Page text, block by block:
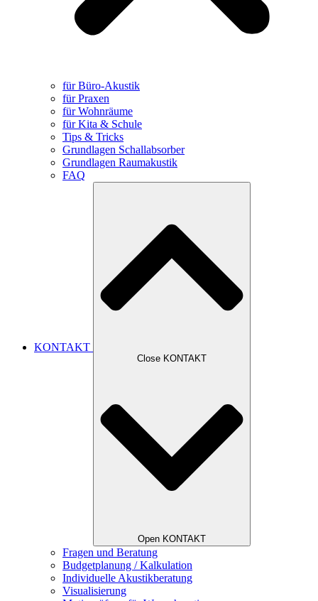
für Büro-Akustik
für Praxen
für Wohnräume
für Kita & Schule
Tips & Tricks
Grundlagen Schallabsorber
Grundlagen Raumakustik
FAQ
KONTAKT
Close KONTAKT
Open KONTAKT
Fragen und Beratung
Budgetplanung / Kalkulation
Individuelle Akustikberatung
Visualisierung